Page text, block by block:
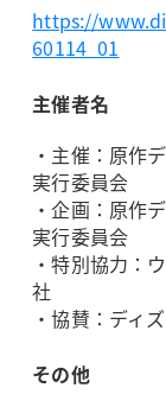
https://
60114_01
主催者名
・主催：原作
実行委員会
・企画：原作
実行委員会
・特別協力：
社
・協賛：ディ
その他